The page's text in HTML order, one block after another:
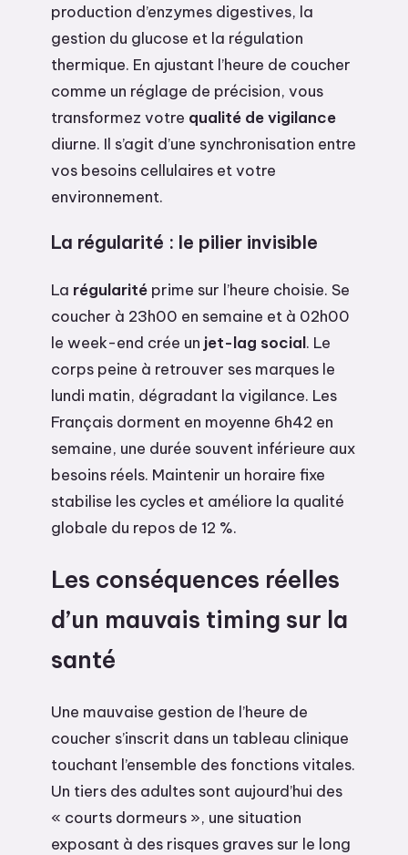
production d’enzymes digestives, la
gestion du glucose et la régulation
thermique. En ajustant l’heure de coucher
comme un réglage de précision, vous
transformez votre qualité de vigilance
diurne. Il s’agit d’une synchronisation entre
vos besoins cellulaires et votre
environnement.
La régularité : le pilier invisible
La régularité prime sur l’heure choisie. Se
coucher à 23h00 en semaine et à 02h00
le week-end crée un jet-lag social. Le
corps peine à retrouver ses marques le
lundi matin, dégradant la vigilance. Les
Français dorment en moyenne 6h42 en
semaine, une durée souvent inférieure aux
besoins réels. Maintenir un horaire fixe
stabilise les cycles et améliore la qualité
globale du repos de 12 %.
Les conséquences réelles
d’un mauvais timing sur la
santé
Une mauvaise gestion de l’heure de
coucher s’inscrit dans un tableau clinique
touchant l’ensemble des fonctions vitales.
Un tiers des adultes sont aujourd’hui des
« courts dormeurs », une situation
exposant à des risques graves sur le long